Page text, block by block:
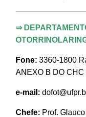
⇒
Fone: 3360-1800
ANEXO B DO CHC
e-mail:
Chefe: Prof.